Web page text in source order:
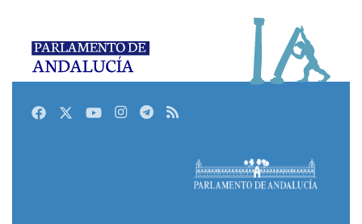
FacebookTwitterYoutubeInstagram
Telegram
RSS